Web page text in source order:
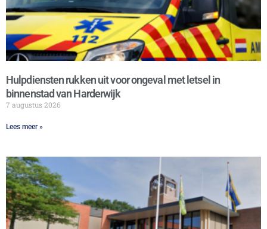
Hulpdiensten rukken uit voor ongeval met letsel in
binnenstad van Harderwijk
7 augustus 2026
Lees meer »